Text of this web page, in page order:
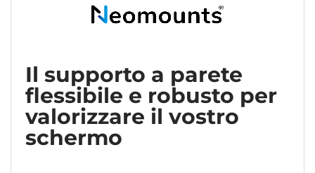
Il supporto a parete
flessibile e robusto per
valorizzare il vostro
schermo